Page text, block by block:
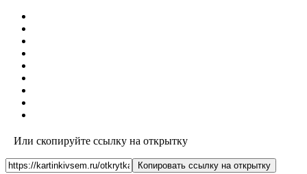
Или скопируйте ссылку на открытку
Копировать ссылку на открытку